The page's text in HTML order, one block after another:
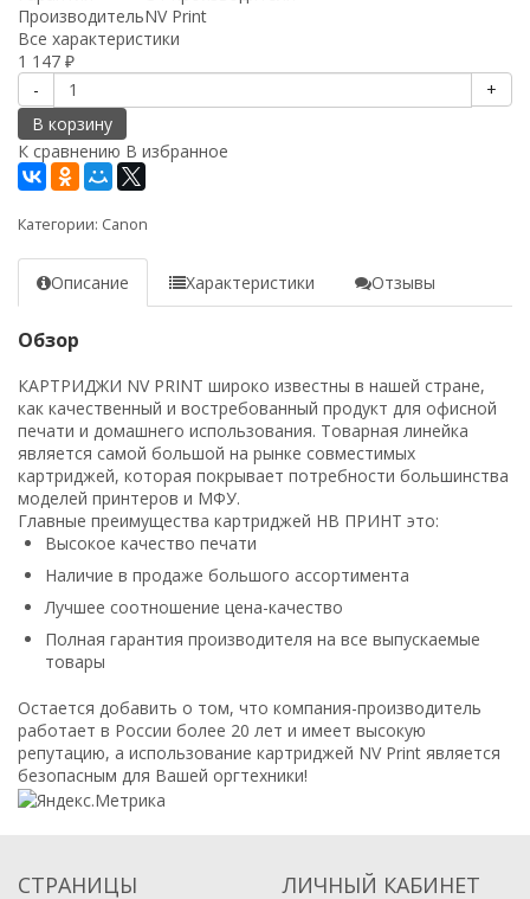
ПроизводительNV Print
Все характеристики
1 147 ₽
-
+
В корзину
К сравнению В избранное
Категории: Canon
Описание Характеристики Отзывы
Обзор
КАРТРИДЖИ NV PRINT широко известны в нашей стране,
как качественный и востребованный продукт для офисной
печати и домашнего использования. Товарная линейка
является самой большой на рынке совместимых
картриджей, которая покрывает потребности большинства
моделей принтеров и МФУ.
Главные преимущества картриджей НВ ПРИНТ это:
Высокое качество печати
Наличие в продаже большого ассортимента
Лучшее соотношение цена-качество
Полная гарантия производителя на все выпускаемые
товары
Остается добавить о том, что компания-производитель
работает в России более 20 лет и имеет высокую
репутацию, а использование картриджей NV Print является
безопасным для Вашей оргтехники!
СТРАНИЦЫ ЛИЧНЫЙ КАБИНЕТ